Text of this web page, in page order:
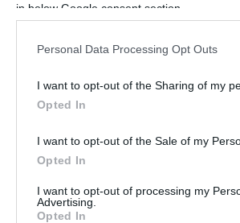
in below Google consent section.
Personal Data Processing Opt Outs
I want to opt-out of the Sharing of my
Opted In
I want to opt-out of the Sale of my
Opted In
I want to opt-out of processing my
Advertising.
Opted In